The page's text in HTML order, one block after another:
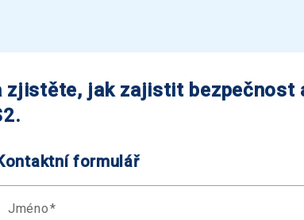
jak zajistit bezpečnost
formulář
Jméno